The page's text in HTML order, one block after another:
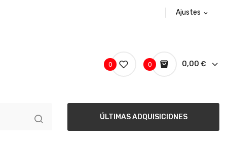
Ajustes expand_more
0 0,00 €
0
ÚLTIMAS ADQUISICIONES